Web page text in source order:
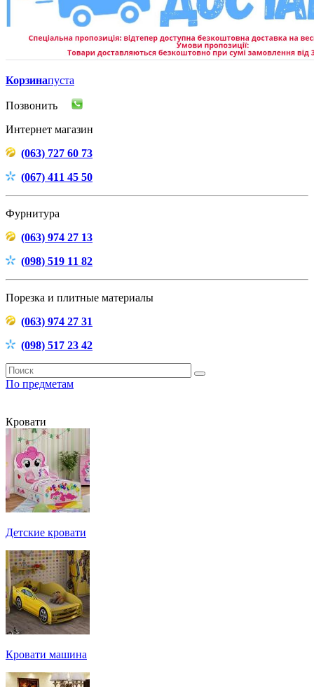
Корзинапуста
Позвонить
Интернет магазин
(063) 727 60 73
(067) 411 45 50
Фурнитура
(063) 974 27 13
(098) 519 11 82
Порезка и плитные материалы
(063) 974 27 31
(098) 517 23 42
По предметам
Кровати
Детские кровати
Кровати машина